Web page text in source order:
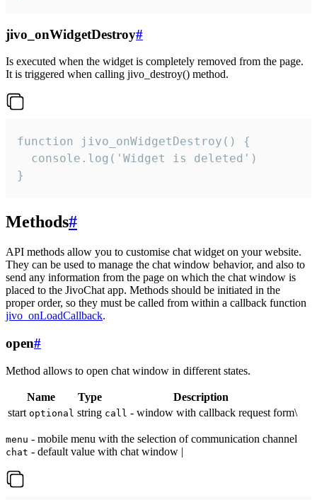
jivo_onWidgetDestroy#
Is executed when the widget is completely removed from the page.
It is triggered when calling jivo_destroy() method.
function jivo_onWidgetDestroy() {
  console.log('Widget is deleted')
}
Methods#
API methods allow you to customise chat widget on your website.
They can be used to manage the chat window behavior, and also to
send any information from the page on which the chat window is
placed to the JivoChat app. Methods should be initiated in the
proper order, so they must be called from within a callback function
jivo_onLoadCallback.
open#
Method allows to open chat window in different states.
Name Type
Description
start optional string call - window with callback request form\
menu - mobile menu with the selection of communication channel
chat - default value with chat window |